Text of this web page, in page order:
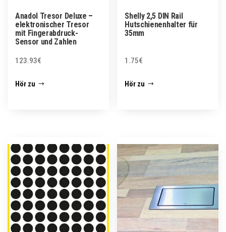
Anadol Tresor Deluxe –
elektronischer Tresor
mit Fingerabdruck-
Sensor und Zahlen
123.93€
Hör zu
Shelly 2,5 DIN Rail
Hutschienenhalter für
35mm
1.75€
Hör zu